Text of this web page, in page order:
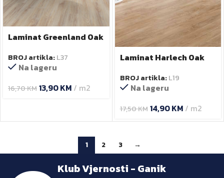
Laminat Greenland Oak
BROJ artikla:L37
Na lageru
16,70KM13,90KM m2
Laminat Harlech Oak
BROJ artikla:L19
Na lageru
17,50KM 14,90KM m2
1 2 3 →
Klub Vjernosti - Ganik